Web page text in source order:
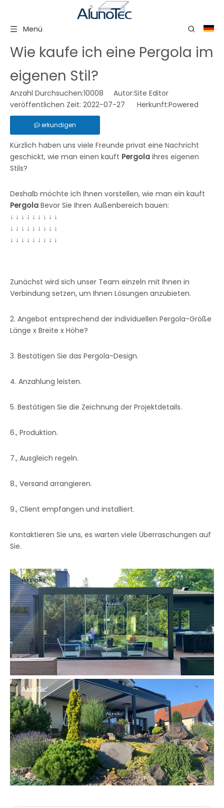
Menü
Wie kaufe ich eine Pergola im
eigenen Stil?
Anzahl Durchsuchen:10008 Autor:Site Editor
veröffentlichen Zeit: 2022-07-27 Herkunft:Powered
erkundigen
Kürzlich haben uns viele Freunde privat eine Nachricht
geschickt, wie man einen kauft Pergola ihres eigenen
Stils?
Deshalb möchte ich Ihnen vorstellen, wie man ein kauft
Pergola Bevor Sie Ihren Außenbereich bauen:
↓ ↓ ↓ ↓ ↓ ↓ ↓ ↓ ↓
↓ ↓ ↓ ↓ ↓ ↓ ↓ ↓ ↓
↓ ↓ ↓ ↓ ↓ ↓ ↓ ↓ ↓
Zunächst wird sich unser Team einzeln mit Ihnen in
Verbindung setzen, um Ihnen Lösungen anzubieten.
2. Angebot entsprechend der individuellen Pergola-Größe
Länge x Breite x Höhe?
3. Bestätigen Sie das Pergola-Design.
4. Anzahlung leisten.
5. Bestätigen Sie die Zeichnung der Projektdetails.
6., Produktion.
7., Ausgleich regeln.
8., Versand arrangieren.
9., Client empfangen und installiert.
Kontaktieren Sie uns, es warten viele Überraschungen auf
Sie.